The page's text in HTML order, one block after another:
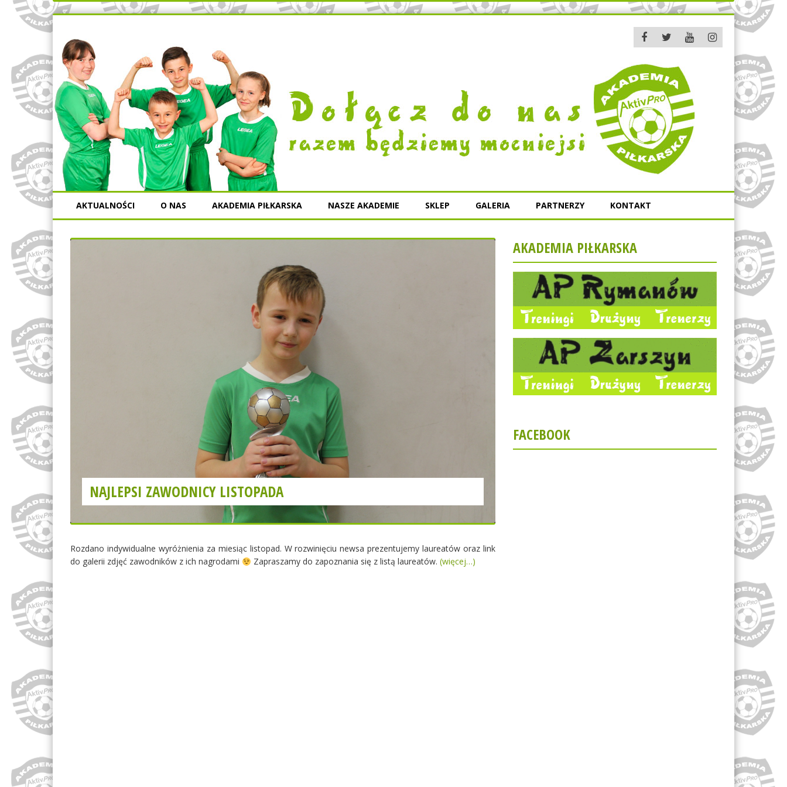
AKTUALNOŚCI O NAS AKADEMIA PIŁKARSKA NASZE AKADEMIE SKLEP GALERIA PARTNERZY KONTAKT
NAJLEPSI ZAWODNICY LISTOPADA
Rozdano indywidualne wyróżnienia za miesiąc listopad. W rozwinięciu newsa prezentujemy laureatów oraz link
do galerii zdjęć zawodników z ich nagrodami
Zapraszamy do zapoznania się z listą laureatów. (więcej…)
AKADEMIA PIŁKARSKA
FACEBOOK